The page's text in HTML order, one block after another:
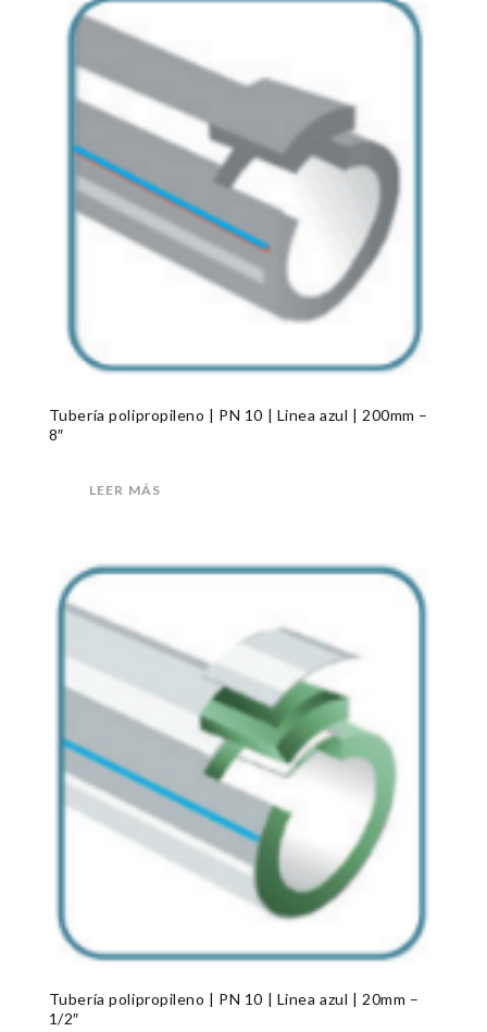
Tubería polipropileno | PN 10 | Linea azul | 200mm –
8″
LEER MÁS
Tubería polipropileno | PN 10 | Linea azul | 20mm –
1/2″